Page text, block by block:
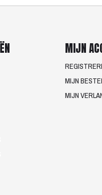
MIJN
MIJN
MIJN